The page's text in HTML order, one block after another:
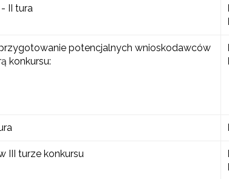
II tura
potencjalnych wnioskodawców
konkursu:
III turze konkursu